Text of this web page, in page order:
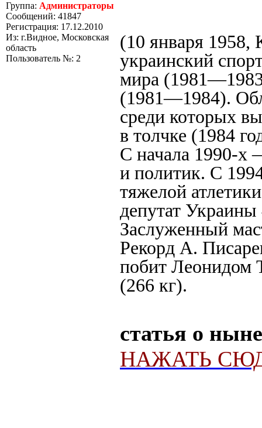
Группа: Администраторы
Сообщений: 41847
Регистрация: 17.12.2010
Из: г.Видное, Московская
область
Пользователь №: 2
(10 января
украинский
мира
(1981—1984).
среди которых
в толчке (1984
С начала 1990-х
и политик. С
тяжелой
депутат
Заслуженный
Рекорд А.
побит Леонидом
(266 кг).
статья о
НАЖАТЬ